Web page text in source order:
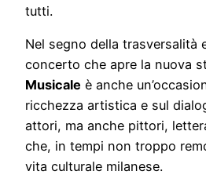
tutti.
Nel segno della trasversalità
concerto che apre la nuova
Musicale è anche
ricchezza artistica e sul
attori, ma anche pittori,
che, in tempi non troppo
vita culturale milanese.